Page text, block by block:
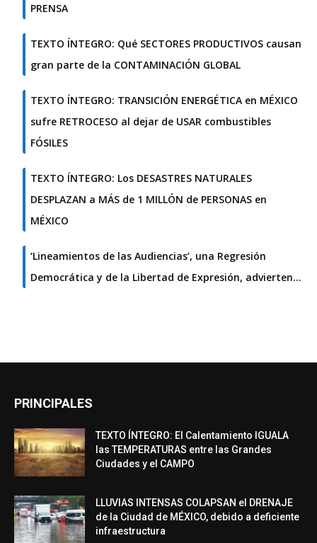
PRENSA
TEXTO ÍNTEGRO: Qué SECTORES PRODUCTIVOS causan
gran parte de la CONTAMINACIÓN GLOBAL
TEXTO ÍNTEGRO: TRANSICIÓN ENERGÉTICA en MÉXICO
sufre RETROCESO al dejar de USAR combustibles
FÓSILES
TEXTO ÍNTEGRO: Los DESASTRES NATURALES
DESPLAZAN a MÁS de 1 MILLÓN de PERSONAS en
MÉXICO
‘Lineamientos de las Audiencias’, una Regresión
Democrática y de la Libertad de Expresión, advierten…
PRINCIPALES
TEXTO ÍNTEGRO: El Calentamiento IGUALA
las TEMPERATURAS entre las Grandes
Ciudades y el CAMPO
LLUVIAS INTENSAS COLAPSAN el DRENAJE
de la Ciudad de MÉXICO, debido a deficiente
infraestructura